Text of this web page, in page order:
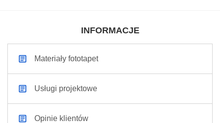
INFORMACJE
Materiały fototapet
Usługi projektowe
Opinie klientów